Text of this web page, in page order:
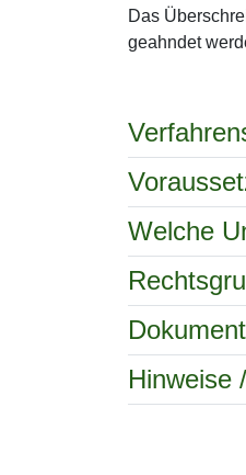
Das
geahndet
Welche
Hinweise